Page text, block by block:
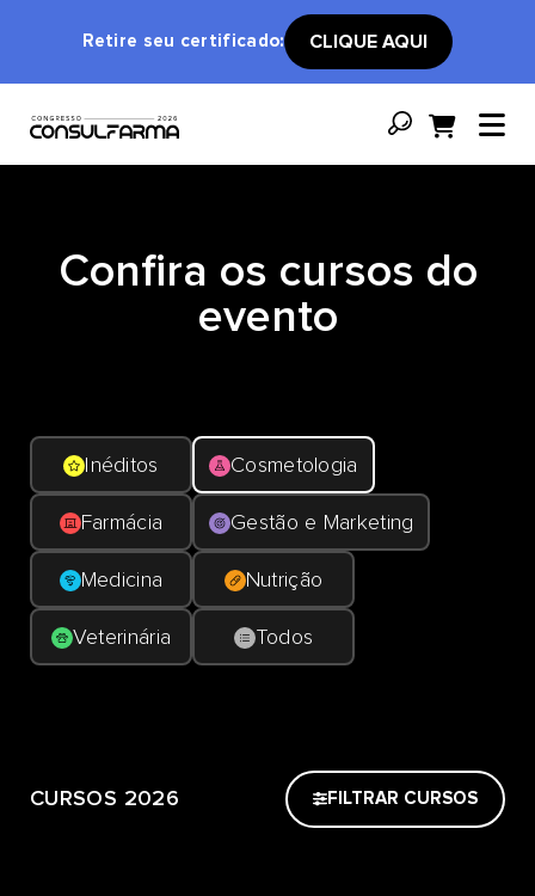
Retire seu certificado: CLIQUE AQUI
Confira os cursos do
evento
Inéditos Cosmetologia
Farmácia Gestão e Marketing
Medicina Nutrição
Veterinária Todos
CURSOS 2026 FILTRAR CURSOS